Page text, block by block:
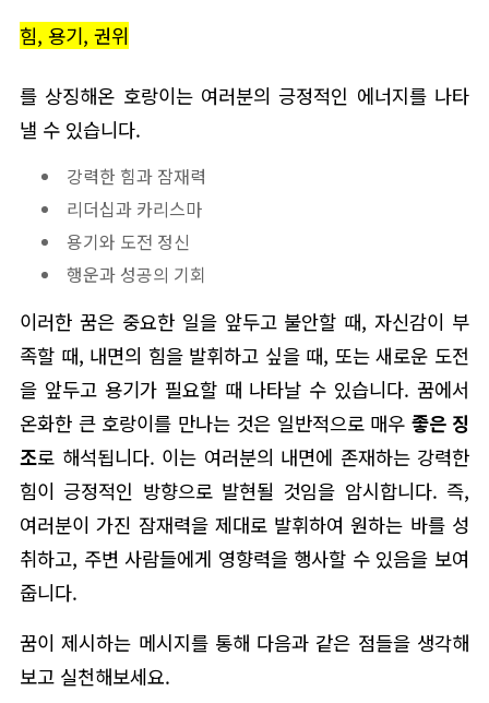
힘, 용기, 권위
를 상징해온 호랑이는 여러분의 긍정적인 에너지를 나타
낼 수 있습니다.
강력한 힘과 잠재력
리더십과 카리스마
용기와 도전 정신
행운과 성공의 기회
이러한 꿈은 중요한 일을 앞두고 불안할 때, 자신감이 부
족할 때, 내면의 힘을 발휘하고 싶을 때, 또는 새로운 도전
을 앞두고 용기가 필요할 때 나타날 수 있습니다. 꿈에서
온화한 큰 호랑이를 만나는 것은 일반적으로 매우 좋은 징
조로 해석됩니다. 이는 여러분의 내면에 존재하는 강력한
힘이 긍정적인 방향으로 발현될 것임을 암시합니다. 즉,
여러분이 가진 잠재력을 제대로 발휘하여 원하는 바를 성
취하고, 주변 사람들에게 영향력을 행사할 수 있음을 보여
줍니다.
꿈이 제시하는 메시지를 통해 다음과 같은 점들을 생각해
보고 실천해보세요.